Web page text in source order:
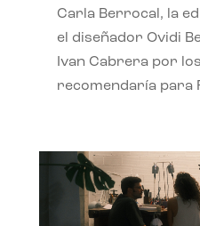
Carla Berrocal, la
el diseñador Ovidi
Ivan Cabrera por
recomendaría para